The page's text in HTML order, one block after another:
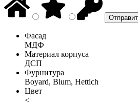
Фасад
МДФ
Материал корпуса
ДСП
Фурнитура
Boyard, Blum, Hettich
Цвет
<